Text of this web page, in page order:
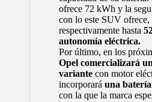
ofrece 72 kWh y la
con lo este SUV ofrece,
respectivamente hasta
autonomía eléctrica.
Por último, en los
Opel comercializará
variantecon motor
incorporará una
con la que la marca